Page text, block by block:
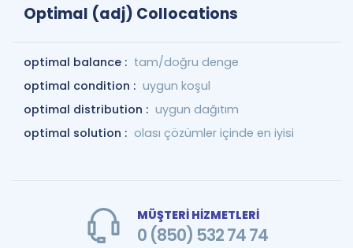
Optimal (adj) Collocations
optimal balance : tam/doğru denge
optimal condition : uygun koşul
optimal distribution : uygun dağıtım
optimal solution : olası çözümler içinde en iyisi
MÜŞTERİ HİZMETLERİ
0 (850) 532 74 74